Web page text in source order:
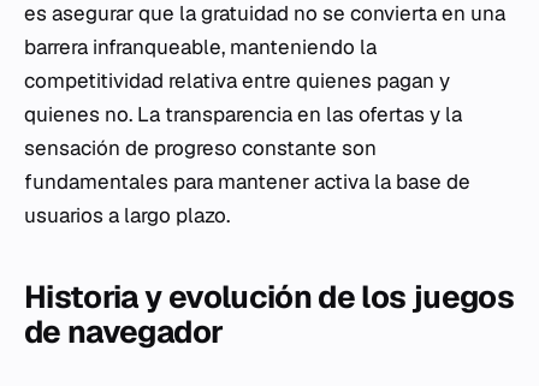
es asegurar que la gratuidad no se convierta en una
barrera infranqueable, manteniendo la
competitividad relativa entre quienes pagan y
quienes no. La transparencia en las ofertas y la
sensación de progreso constante son
fundamentales para mantener activa la base de
usuarios a largo plazo.
Historia y evolución de los juegos
de navegador